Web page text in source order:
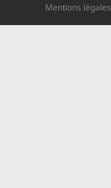
Mentions légales